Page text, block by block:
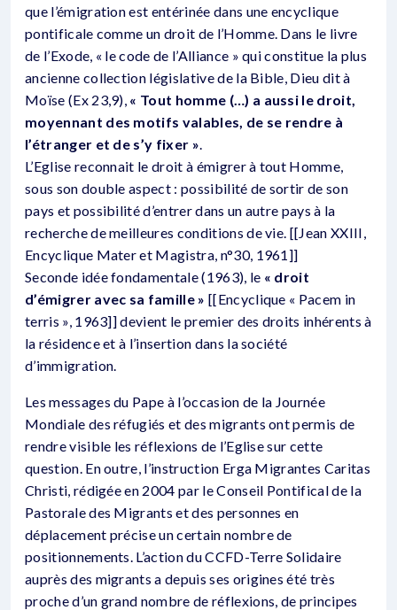
que l’émigration est entérinée dans une encyclique
pontificale comme un droit de l’Homme. Dans le livre
de l’Exode, « le code de l’Alliance » qui constitue la plus
ancienne collection législative de la Bible, Dieu dit à
Moïse (Ex 23,9), « Tout homme (…) a aussi le droit,
moyennant des motifs valables, de se rendre à
l’étranger et de s’y fixer ».
L’Eglise reconnait le droit à émigrer à tout Homme,
sous son double aspect : possibilité de sortir de son
pays et possibilité d’entrer dans un autre pays à la
recherche de meilleures conditions de vie. [[Jean XXIII,
Encyclique Mater et Magistra, n°30, 1961]]
Seconde idée fondamentale (1963), le « droit
d’émigrer avec sa famille » [[Encyclique « Pacem in
terris », 1963]] devient le premier des droits inhérents à
la résidence et à l’insertion dans la société
d’immigration.
Les messages du Pape à l’occasion de la Journée
Mondiale des réfugiés et des migrants ont permis de
rendre visible les réflexions de l’Eglise sur cette
question. En outre, l’instruction Erga Migrantes Caritas
Christi, rédigée en 2004 par le Conseil Pontifical de la
Pastorale des Migrants et des personnes en
déplacement précise un certain nombre de
positionnements. L’action du CCFD-Terre Solidaire
auprès des migrants a depuis ses origines été très
proche d’un grand nombre de réflexions, de principes